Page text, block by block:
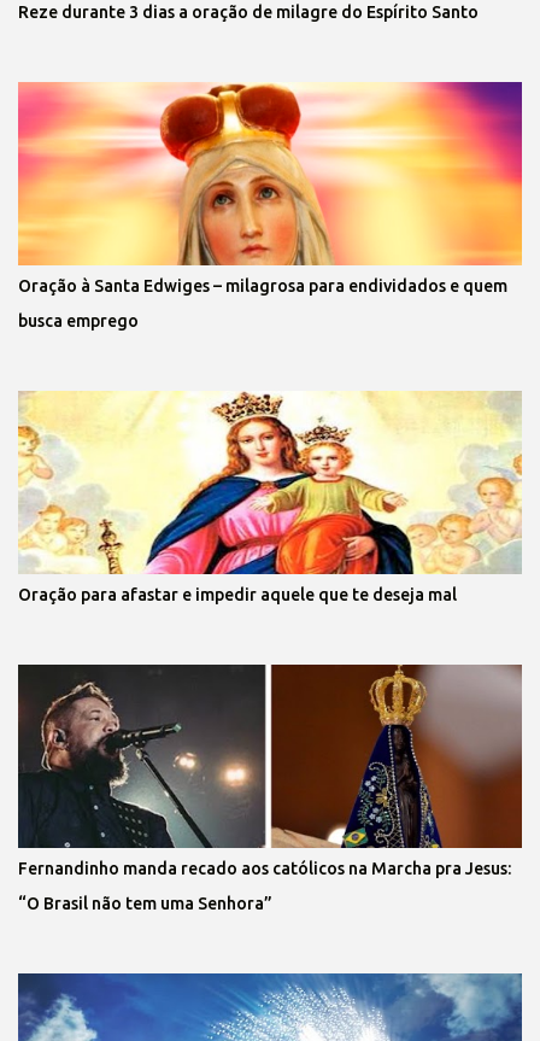
Reze durante 3 dias a oração de milagre do Espírito Santo
Oração à Santa Edwiges – milagrosa para endividados e quem
busca emprego
Oração para afastar e impedir aquele que te deseja mal
Fernandinho manda recado aos católicos na Marcha pra Jesus:
“O Brasil não tem uma Senhora”